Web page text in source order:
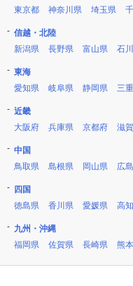
東京都
神奈川県 埼玉県
信越・北陸
新潟県
長野県 富山県 石
東海
愛知県
岐阜県 静岡県 三
近畿
大阪府
兵庫県 京都府 滋
中国
鳥取県
島根県 岡山県 広
四国
徳島県
香川県 愛媛県 高
九州・沖縄
福岡県
佐賀県 長崎県 熊